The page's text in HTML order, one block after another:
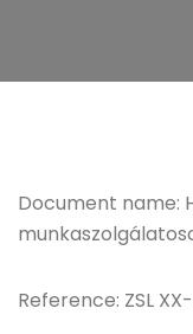
Document name:
Reference: ZSL